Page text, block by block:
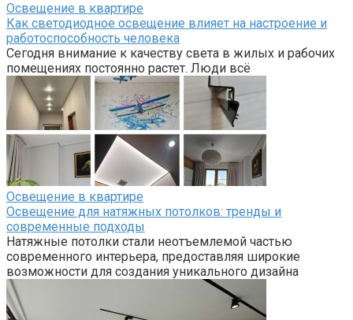
Освещение в квартире
Как светодиодное освещение влияет на настроение и
работоспособность человека
Сегодня внимание к качеству света в жилых и рабочих
помещениях постоянно растет. Люди всё
Освещение в квартире
Освещение для натяжных потолков: тренды и
современные подходы
Натяжные потолки стали неотъемлемой частью
современного интерьера, предоставляя широкие
возможности для создания уникального дизайна